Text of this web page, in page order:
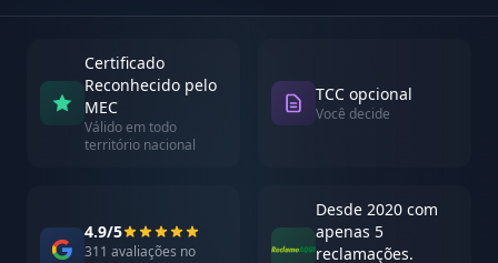
Certificado
Reconhecido pelo
MEC
Válido em todo
território nacional
TCC opcional
Você decide
4.9/5
311 avaliações no
Desde 2020 com
apenas 5
reclamações.